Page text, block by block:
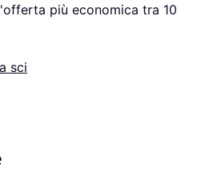
più economica tra 10
sci